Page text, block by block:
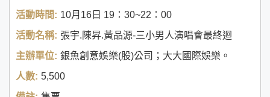
10月16日 19：30~22：00
張宇.陳昇.黃品源-三小男人演唱會最終迴
銀魚創意娛樂(股)公司；大大國際娛樂。
5,500